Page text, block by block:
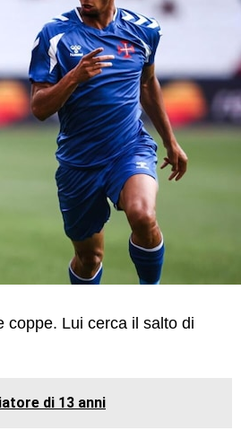
coppe. Lui cerca il salto di
di 13 anni